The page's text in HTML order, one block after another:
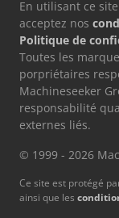
En utilisant ce
acceptez nos
Politique de
Toutes les
porpriétaires
Machineseeker
responsabilité
externes liés.
© 1999 - 2026
Ce site est protégé
ainsi que les